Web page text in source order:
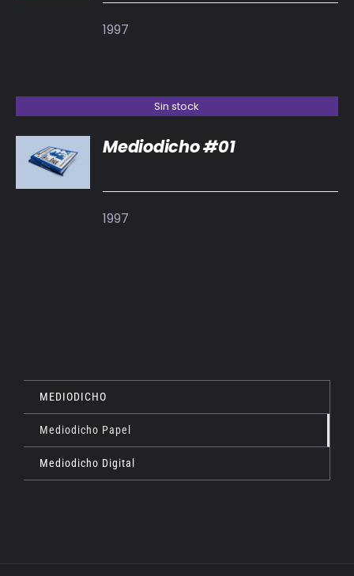
1997
Sin stock
DETALLES
Mediodicho #01
1997
MEDIODICHO
Mediodicho Papel
Mediodicho Digital